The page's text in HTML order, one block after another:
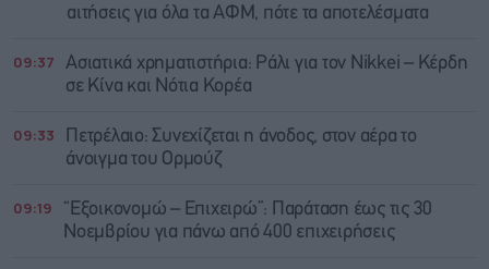
αιτήσεις για όλα τα ΑΦΜ, πότε τα αποτελέσματα
09:37
Ασιατικά χρηματιστήρια: Ράλι για τον Nikkei – Κέρδη
σε Κίνα και Νότια Κορέα
09:33
Πετρέλαιο: Συνεχίζεται η άνοδος, στον αέρα το
άνοιγμα του Ορμούζ
09:19
“Εξοικονομώ – Επιχειρώ”: Παράταση έως τις 30
Νοεμβρίου για πάνω από 400 επιχειρήσεις